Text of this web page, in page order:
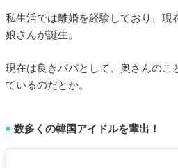
私生活では離婚を経験しており、現
娘さんが誕生。
現在は良きパパとして、奥さんのこ
ているのだとか。
■ 数多くの韓国アイドルを輩出！